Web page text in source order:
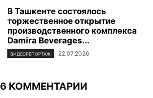
В Ташкенте состоялось
торжественное открытие
производственного комплекса
Damira Beverages...
ВИДЕОРЕПОРТАЖ 22.07.2026
6 КОММЕНТАРИИ